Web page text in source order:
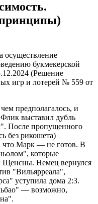
букмекерской
(Решение
игр и лотерей № 559 от
предполагалось, и
выставил дубль
После пропущенного
без рикошета)
что Марк — не готов. В
которые
Щенсны. Немец вернулся
"Вильярреала",
уступила дома 2:3.
— возможно,